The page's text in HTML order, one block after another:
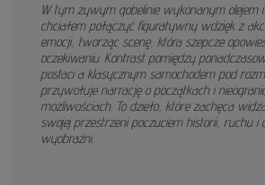
W tym żywym gobelinie wykonanym olejem i
chciałem połączyć figuratywny wdzięk z
emocji, tworząc scenę, która szepcze
oczekiwaniu. Kontrast pomiędzy
postaci a klasycznym samochodem pod
przywołuje narrację o początkach i
możliwościach. To dzieło, które zachęca
swojej przestrzeni poczuciem historii, ruchu i
wyobraźni.